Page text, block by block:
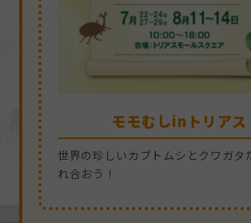
モモむしinトリアス
世界の珍しいカブトムシとクワガタ
れ合おう！
モモむしinトリアス
世界の珍しいカブトムシとクワガタ
れ合おう！
モモむしinトリアス
世界の珍しいカブトムシとクワガタ
れ合おう！
モモむしinトリアス
世界の珍しいカブトムシとクワガタ
れ合おう！
モモむしinトリアス
世界の珍しいカブトムシとクワガタ
れ合おう！
サマークリアランスセー
夏のラストチャンス！おトクも、楽
トリアスで！
サマークリアランスセー
夏のラストチャンス！おトクも、楽
トリアスで！
ひさやまマルシェ
8/22(土)23(日)
手作り作家さんのハンドメイドイベ
ひさやまマルシェ
8/22(土)23(日)
手作り作家さんのハンドメイドイベ